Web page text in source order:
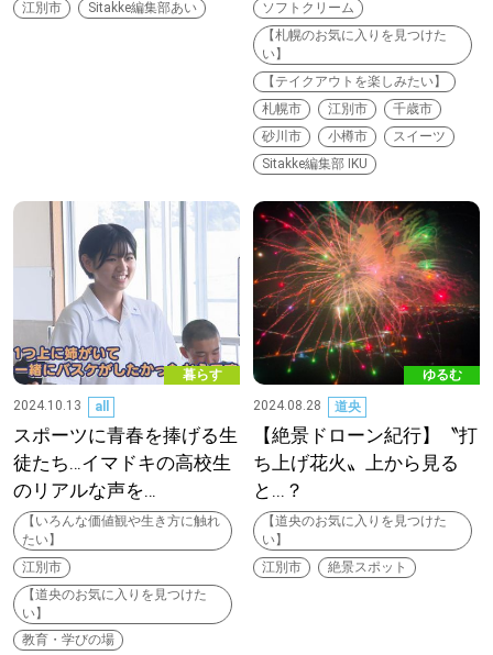
江別市 Sitakke編集部あい
ソフトクリーム
【札幌のお気に入りを見つけた
い】
【テイクアウトを楽しみたい】
札幌市
江別市
千歳市
砂川市
小樽市
スイーツ
Sitakke編集部 IKU
暮らす
2024.10.13
all
スポーツに青春を捧げる生
徒たち…イマドキの高校生
のリアルな声を…
【いろんな価値観や生き方に触れ
たい】
江別市
【道央のお気に入りを見つけた
い】
教育・学びの場
ゆるむ
2024.08.28
道央
【絶景ドローン紀行】〝打
ち上げ花火〟上から見る
と...？
【道央のお気に入りを見つけた
い】
江別市
絶景スポット